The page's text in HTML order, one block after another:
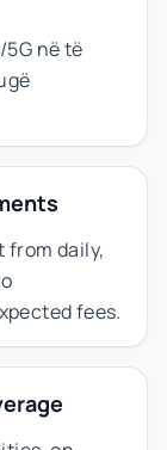
5G në të
from daily,
fees.